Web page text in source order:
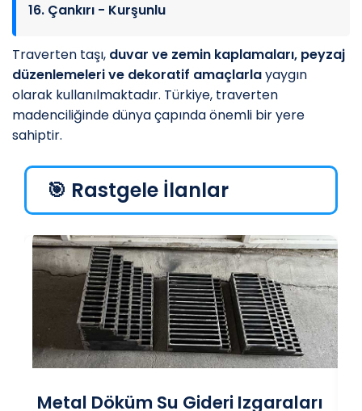
16. Çankırı - Kurşunlu
Traverten taşı, duvar ve zemin kaplamaları, peyzaj
düzenlemeleri ve dekoratif amaçlarlayaygın
olarak kullanılmaktadır. Türkiye, traverten
madenciliğinde dünya çapında önemli bir yere
sahiptir.
🎯 Rastgele İlanlar
Metal Döküm Su Gideri Izgaraları